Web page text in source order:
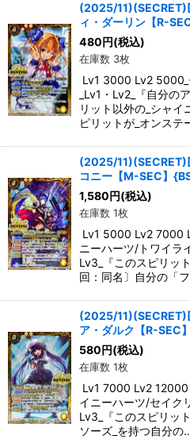
(2025/
ィ・ダーリン【R-
480 円(税込)
在庫数 3枚
Lv1 3000 Lv2 5000_
_Lv1・Lv2_『自分の
リット以外の_シャイ
ピリットが_オンステ
(2025/
コニー【M-SEC】
1,580 円(税込)
在庫数 1枚
Lv1 5000 Lv2 7000
ニーハーツ/トワイラ
Lv3_『このスピリッ
回：同名〕自分の「
(2025/
ア・ダルク【R-SEC
580 円(税込)
在庫数 1枚
Lv1 7000 Lv2
イニーハーツ/セイク
Lv3_『このスピリッ
ソーズ_を持つ自分の